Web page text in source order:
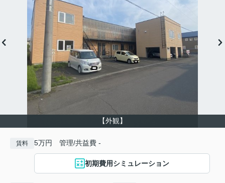
【外観】
賃料 5万円 管理/共益費 -
初期費用シミュレーション